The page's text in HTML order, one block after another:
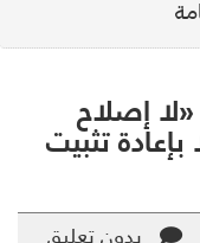
إصلاح
تثبيت
بدون تعليق